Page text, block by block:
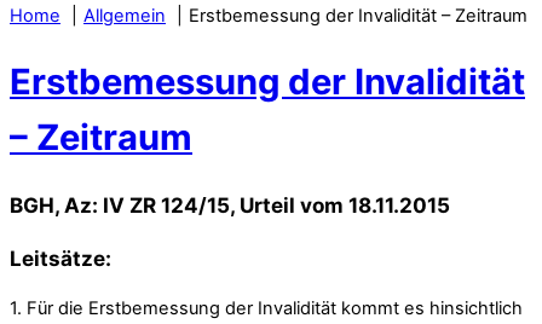
Home
Allgemein Erstbemessung der Invalidität – Zeitraum
Erstbemessung der Invalidität
– Zeitraum
BGH, Az: IV ZR 124/15, Urteil vom 18.11.2015
Leitsätze:
1. Für die Erstbemessung der Invalidität kommt es hinsichtlich